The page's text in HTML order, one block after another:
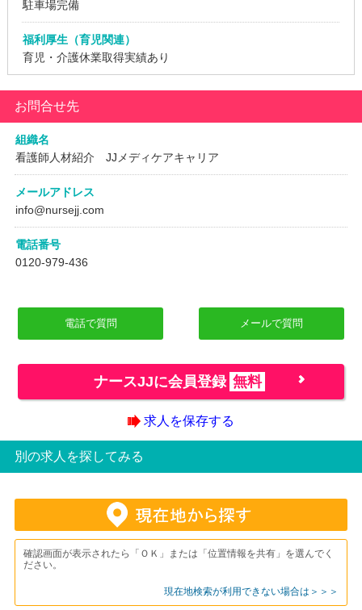
駐車場完備
福利厚生（育児関連）
育児・介護休業取得実績あり
お問合せ先
組織名
看護師人材紹介 JJメディケアキャリア
メールアドレス
info@nursejj.com
電話番号
0120-979-436
電話で質問 メールで質問
ナースJJに会員登録 無料
求人を保存する
別の求人を探してみる
確認画面が表示されたら「ＯＫ」または「位置情報を共有」を選んでく
ださい。
現在地検索が利用できない場合は＞＞＞